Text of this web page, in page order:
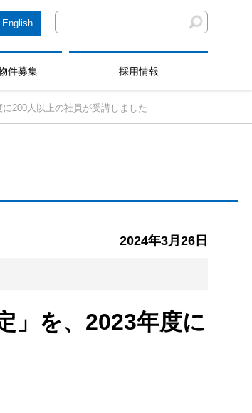
English
件募集 採用情報
200人以上の社員が受講しました
2024年3月26日
」を、2023年度に